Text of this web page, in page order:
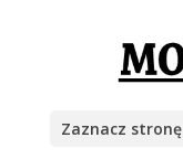
Zaznacz stronę